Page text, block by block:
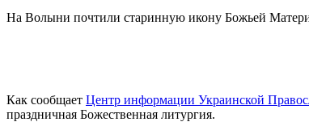
На Волыни почтили старинную икону Божьей Матери
Как сообщает Центр информации Украинской
праздничная Божественная литургия.